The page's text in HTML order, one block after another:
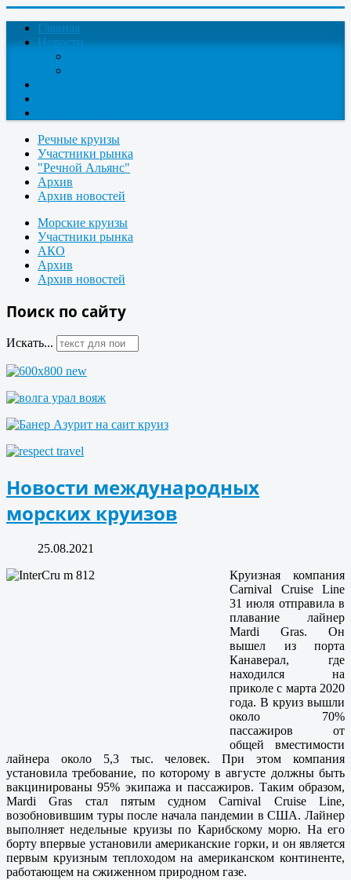
Главная
Новости
Речные круизы
Участники рынка
"Речной Альянс"
Архив
Архив новостей
Морские круизы
Участники рынка
АКО
Архив
Архив новостей
Поиск по сайту
Искать...
Новости международных
морских круизов
25.08.2021
Круизная компания
Carnival Cruise Line
31 июля отправила в
плавание лайнер
Mardi Gras. Он
вышел из порта
Канаверал, где
находился на
приколе с марта 2020
года. В круиз вышли
около 70%
пассажиров от
общей вместимости
лайнера около 5,3 тыс. человек. При этом компания
установила требование, по которому в августе должны быть
вакцинированы 95% экипажа и пассажиров. Таким образом,
Mardi Gras стал пятым судном Carnival Cruise Line,
возобновившим туры после начала пандемии в США. Лайнер
выполняет недельные круизы по Карибскому морю. На его
борту впервые установили американские горки, и он является
первым круизным теплоходом на американском континенте,
работающем на сжиженном природном газе.